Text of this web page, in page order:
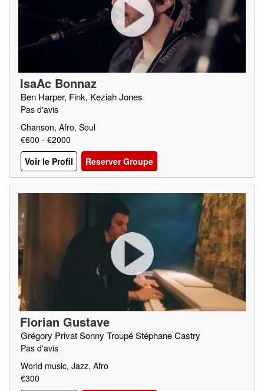
IsaAc Bonnaz
Ben Harper, Fink, Keziah Jones
Pas d'avis
Chanson, Afro, Soul
€600 - €2000
Voir le Profil
Reserver Groupe
Florian Gustave
Grégory Privat Sonny Troupé Stéphane Castry
Pas d'avis
World music, Jazz, Afro
€300